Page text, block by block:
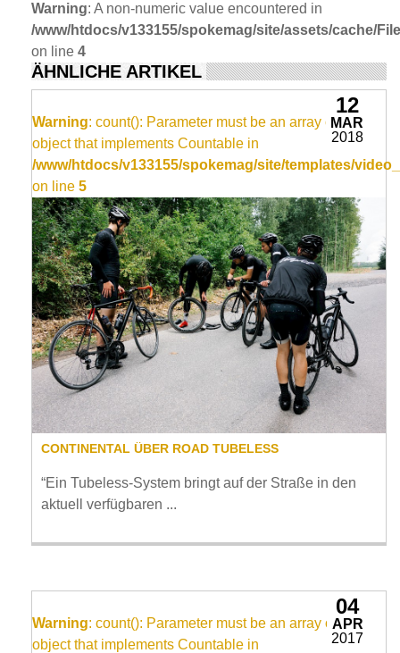
Warning: A non-numeric value encountered in
/www/htdocs/v133155/spokemag/site/assets/cache/
on line 4
ÄHNLICHE ARTIKEL
Warning: count(): Parameter must be an array or an
object that implements Countable in
/www/htdocs/v133155/spokemag/site/templates/
on line 5
​​​​​​​CONTINENTAL ÜBER ROAD TUBELESS
“Ein Tubeless-System bringt auf der Straße in den
aktuell verfügbaren ...
12
MAR
2018
Warning: count(): Parameter must be an array or an
object that implements Countable in
04
APR
2017